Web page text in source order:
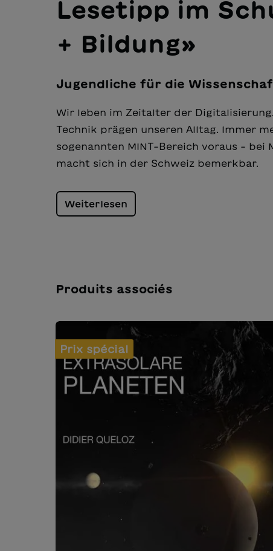
Lesetipp im
+ Bildung»
Jugendliche für die
Wir leben im Zeitalter der
Technik prägen unseren Alltag. Immer
sogenannten MINT-Bereich voraus - bei
macht sich in der Schweiz bemerkbar.
Weiterlesen
Ignorer la galerie de produits
Produits associés
Prix spécial